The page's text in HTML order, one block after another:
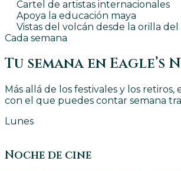
Cartel de artistas internacionales
Apoya la educación maya
Vistas del volcán desde la orilla del
Cada semana
Tu semana en Eagle’s
Más allá de los festivales y los retiros,
con el que puedes contar semana
Lunes
Noche de cine